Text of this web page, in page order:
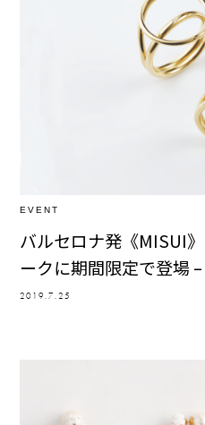
EVENT
バルセロナ発《MISUI
ークに期間限定で登場
2019.7.25